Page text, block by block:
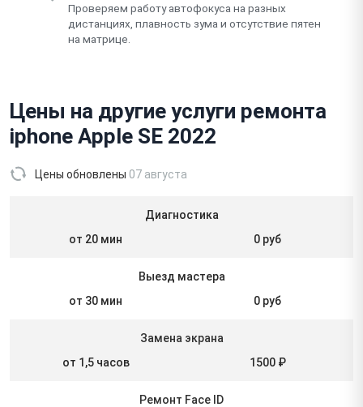
Проверяем работу автофокуса на разных
дистанциях, плавность зума и отсутствие пятен
на матрице.
Цены на другие услуги ремонта
iphone Apple SE 2022
Цены обновлены 07 августа
Диагностика
от 20 мин
0 руб
Выезд мастера
от 30 мин
0 руб
Замена экрана
от 1,5 часов
1500 ₽
Ремонт Face ID